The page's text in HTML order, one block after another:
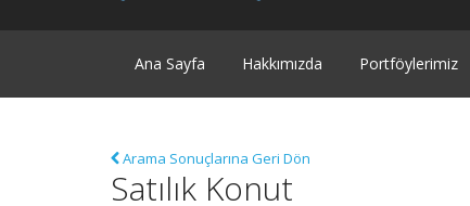
Ana Sayfa Hakkımızda Portföylerimiz
Arama Sonuçlarına Geri Dön
Satılık Konut